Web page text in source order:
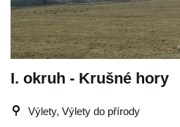
I. okruh - Krušné hory
Výlety, Výlety do přírody